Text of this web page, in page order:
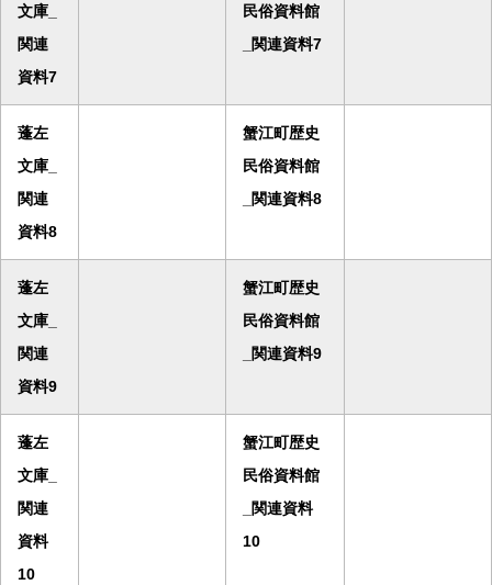
文庫_
関連
資料7
民俗資料館
_関連資料7
蓬左
文庫_
関連
資料8
蟹江町歴史
民俗資料館
_関連資料8
蓬左
文庫_
関連
資料9
蟹江町歴史
民俗資料館
_関連資料9
蓬左
文庫_
関連
資料
10
蟹江町歴史
民俗資料館
_関連資料
10